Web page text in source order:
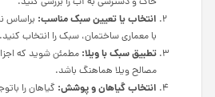
انتخاب یا تعیین سبک مناسب: براساس
با معماری ساختمان، سبک را انتخاب کنید.
تطبیق سبک با ویلا: مطمئن شوید که
مصالح ویلا هماهنگ باشد.
انتخاب گیاهان و پوشش: گیاهان را